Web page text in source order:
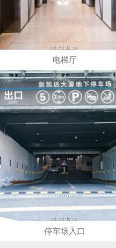
电梯厅
停车场入口